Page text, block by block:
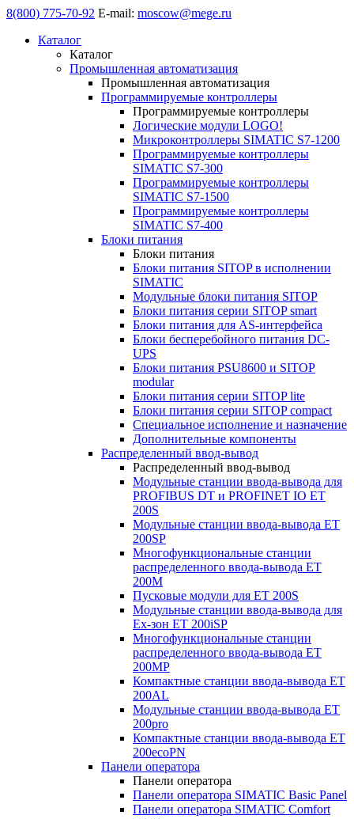
8(800) 775-70-92 E-mail: moscow@mege.ru
Каталог
Каталог
Промышленная автоматизация
Промышленная автоматизация
Программируемые контроллеры
Программируемые контроллеры
Логические модули LOGO!
Микроконтроллеры SIMATIC S7-1200
Программируемые контроллеры
SIMATIC S7-300
Программируемые контроллеры
SIMATIC S7-1500
Программируемые контроллеры
SIMATIC S7-400
Блоки питания
Блоки питания
Блоки питания SITOP в исполнении
SIMATIC
Модульные блоки питания SITOP
Блоки питания серии SITOP smart
Блоки питания для AS-интерфейса
Блоки бесперебойного питания DC-
UPS
Блоки питания PSU8600 и SITOP
modular
Блоки питания серии SITOP lite
Блоки питания серии SITOP compact
Специальное исполнение и назначение
Дополнительные компоненты
Распределенный ввод-вывод
Распределенный ввод-вывод
Модульные станции ввода-вывода для
PROFIBUS DT и PROFINET IO ET
200S
Модульные станции ввода-вывода ET
200SP
Многофункциональные станции
распределенного ввода-вывода ET
200M
Пусковые модули для ET 200S
Модульные станции ввода-вывода для
Ex-зон ET 200iSP
Многофункциональные станции
распределенного ввода-вывода ET
200MP
Компактные станции ввода-вывода ET
200AL
Модульные станции ввода-вывода ET
200pro
Компактные станции ввода-вывода ET
200ecoPN
Панели оператора
Панели оператора
Панели оператора SIMATIC Basic Panel
Панели оператора SIMATIC Comfort